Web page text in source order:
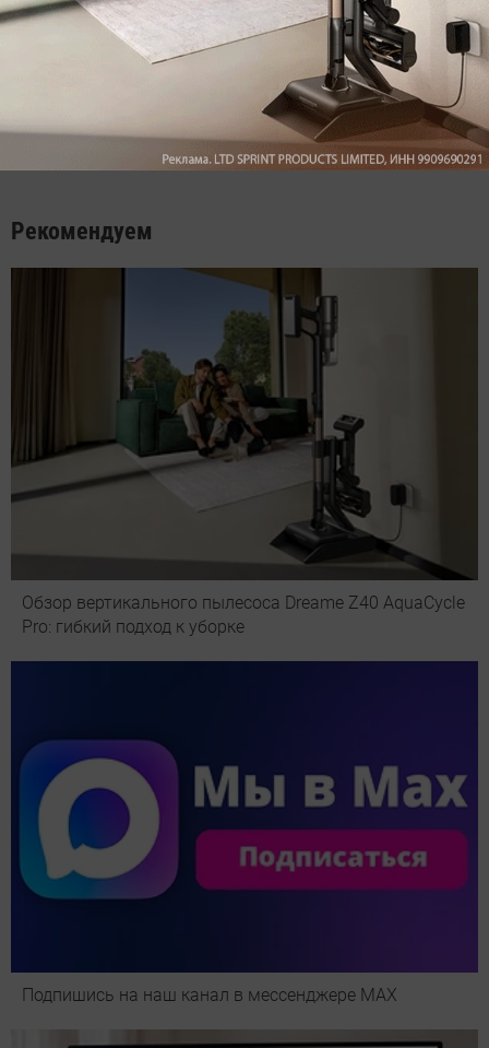
Мы знаем, вам есть что сказать!
ВойдитеилиЗарегистрируйтесь, чтобы
оставить комментарий
Рекомендуем
Обзор вертикального пылесоса Dreame Z40 AquaCycle
Pro: гибкий подход к уборке
Подпишись на наш канал в мессенджере МАХ